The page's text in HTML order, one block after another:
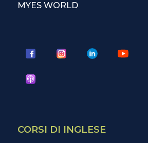
MYES WORLD
CORSI DI INGLESE